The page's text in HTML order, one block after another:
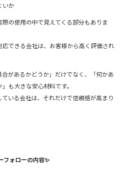
いか
の使用の中で見えてくる部分もありま
できる会社は、お客様から高く評価され
があるかどうか」だけでなく、「何かあ
も大きな安心材料です。
いる会社は、それだけで信頼感が高まり
ォローの内容✨